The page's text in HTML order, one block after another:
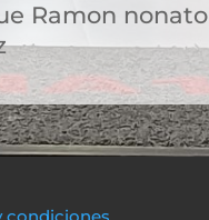
Ramon nonato